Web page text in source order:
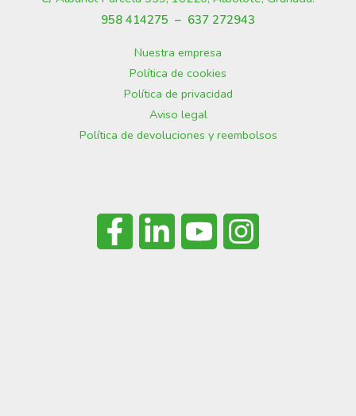
958 414275 – 637 272943
Nuestra empresa
Política de cookies
Política de privacidad
Aviso legal
Política de devoluciones y reembolsos